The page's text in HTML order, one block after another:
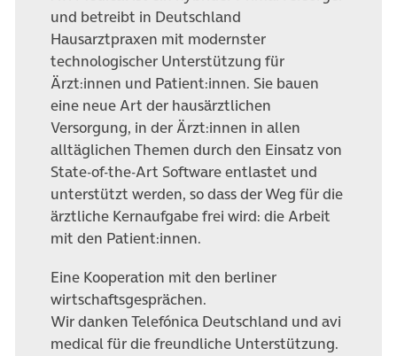
und betreibt in Deutschland
Hausarztpraxen mit modernster
technologischer Unterstützung für
Ärzt:innen und Patient:innen. Sie bauen
eine neue Art der hausärztlichen
Versorgung, in der Ärzt:innen in allen
alltäglichen Themen durch den Einsatz von
State-of-the-Art Software entlastet und
unterstützt werden, so dass der Weg für die
ärztliche Kernaufgabe frei wird: die Arbeit
mit den Patient:innen.
Eine Kooperation mit den berliner
wirtschaftsgesprächen.
Wir danken Telefónica Deutschland und avi
medical für die freundliche Unterstützung.